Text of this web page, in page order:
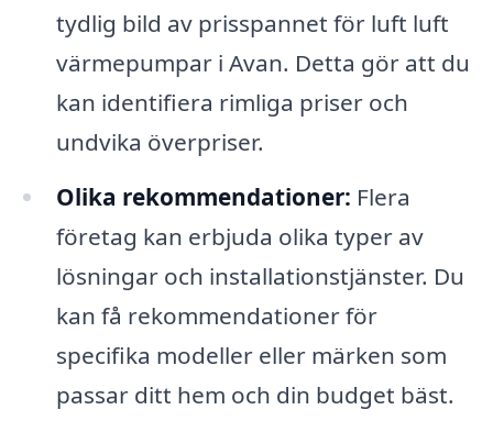
tydlig bild av prisspannet för luft luft
värmepumpar i Avan. Detta gör att du
kan identifiera rimliga priser och
undvika överpriser.
Olika rekommendationer: Flera
företag kan erbjuda olika typer av
lösningar och installationstjänster. Du
kan få rekommendationer för
specifika modeller eller märken som
passar ditt hem och din budget bäst.